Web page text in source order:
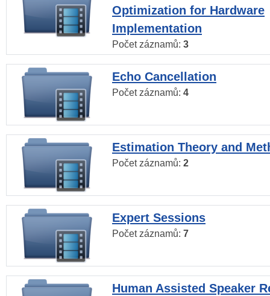
Optimization for Hardware
Implementation
Počet záznamů: 3
Echo Cancellation
Počet záznamů: 4
Estimation Theory and
Počet záznamů: 2
Expert Sessions
Počet záznamů: 7
Human Assisted Speaker